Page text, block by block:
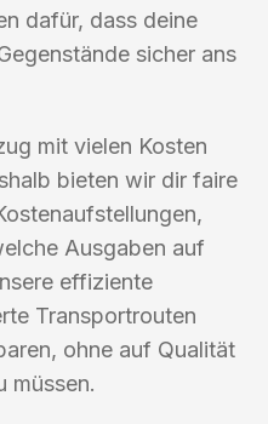
dafür, dass deine
sicher ans
mit vielen Kosten
bieten wir dir faire
Ausgaben auf
effiziente
Transportrouten
ohne auf Qualität
müssen.